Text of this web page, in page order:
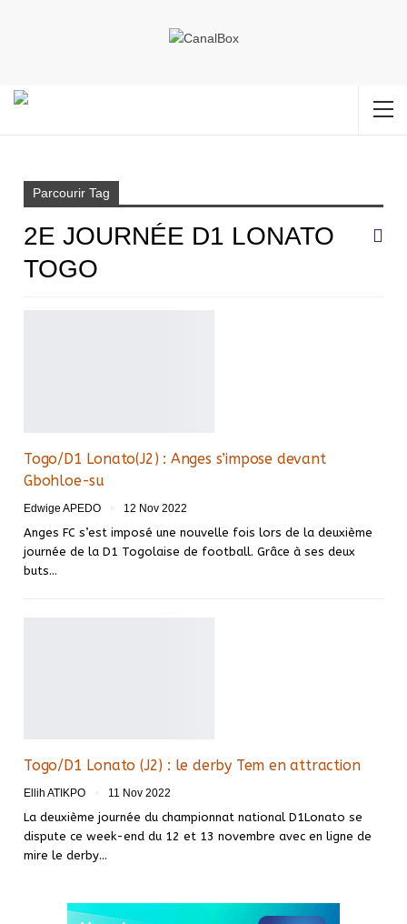
Parcourir Tag
2E JOURNÉE D1 LONATO
TOGO
Togo/D1 Lonato(J2) : Anges s’impose devant
Gbohloe-su
Edwige APEDO 12 Nov 2022
Anges FC s’est imposé une nouvelle fois lors de la deuxième
journée de la D1 Togolaise de football. Grâce à ses deux
buts…
Togo/D1 Lonato (J2) : le derby Tem en attraction
Ellih ATIKPO 11 Nov 2022
La deuxième journée du championnat national D1Lonato se
dispute ce week-end du 12 et 13 novembre avec en ligne de
mire le derby…